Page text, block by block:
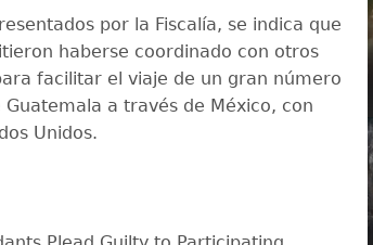
por la Fiscalía, se indica que
haberse coordinado con otros
facilitar el viaje de un gran número
Guatemala a través de México, con
Unidos.